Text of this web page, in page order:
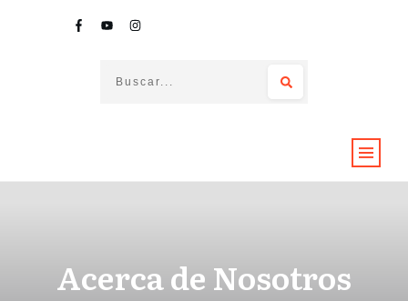
Acerca de Nosotros